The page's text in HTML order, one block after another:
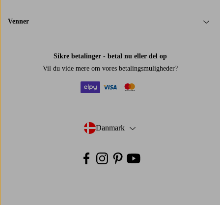
Venner
Sikre betalinger - betal nu eller del op
Vil du vide mere om vores betalingsmuligheder?
Danmark
- Vælg land